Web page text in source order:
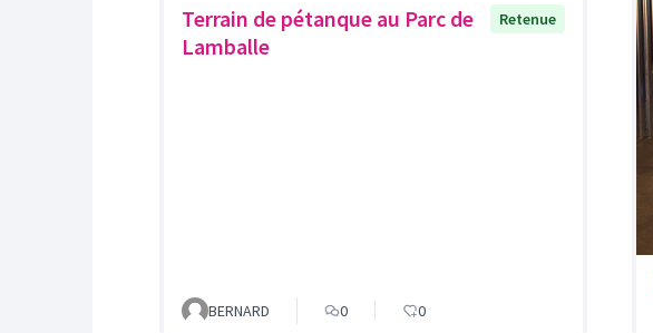
Terrain de pétanque au Parc de
Lamballe
Retenue
BERNARD 0 0